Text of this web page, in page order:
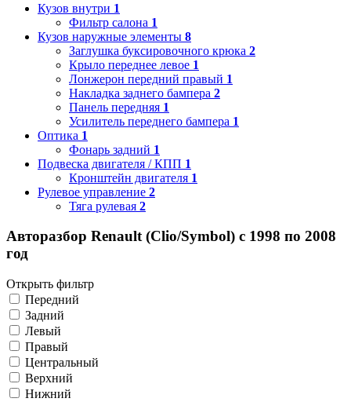
Кузов внутри 1
Фильтр салона 1
Кузов наружные элементы 8
Заглушка буксировочного крюка 2
Крыло переднее левое 1
Лонжерон передний правый 1
Накладка заднего бампера 2
Панель передняя 1
Усилитель переднего бампера 1
Оптика 1
Фонарь задний 1
Подвеска двигателя / КПП 1
Кронштейн двигателя 1
Рулевое управление 2
Тяга рулевая 2
Авторазбор Renault (Clio/Symbol) с 1998 по 2008
год
Открыть фильтр
Передний
Задний
Левый
Правый
Центральный
Верхний
Нижний